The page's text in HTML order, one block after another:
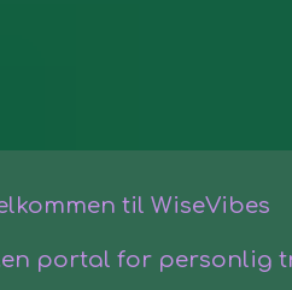
til WiseVibes
en portal for personlig